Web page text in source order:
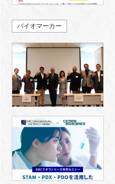
バイオマーカー